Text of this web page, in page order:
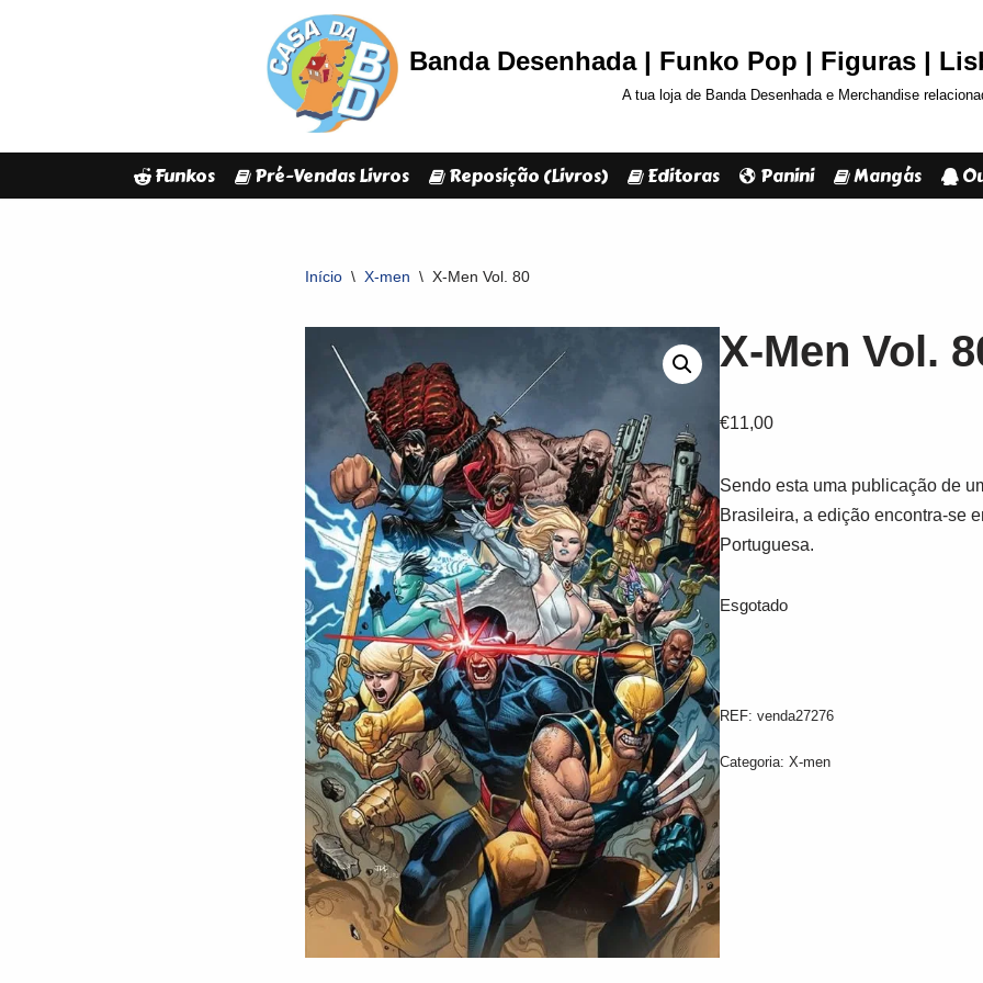
conteúdo
Banda Desenhada | Funko Pop | Figuras |
A tua loja de Banda Desenhada e Merchandise
Funkos Pré-Vendas Livros Reposição (Livros) Editoras Panini Mangás
Início \ X-men \ X-Men Vol. 80
X-Men Vol.
€11,00
Sendo esta uma publicação de
Brasileira, a edição encontra-se
Portuguesa.
Esgotado
REF:venda27276
Categoria:X-men